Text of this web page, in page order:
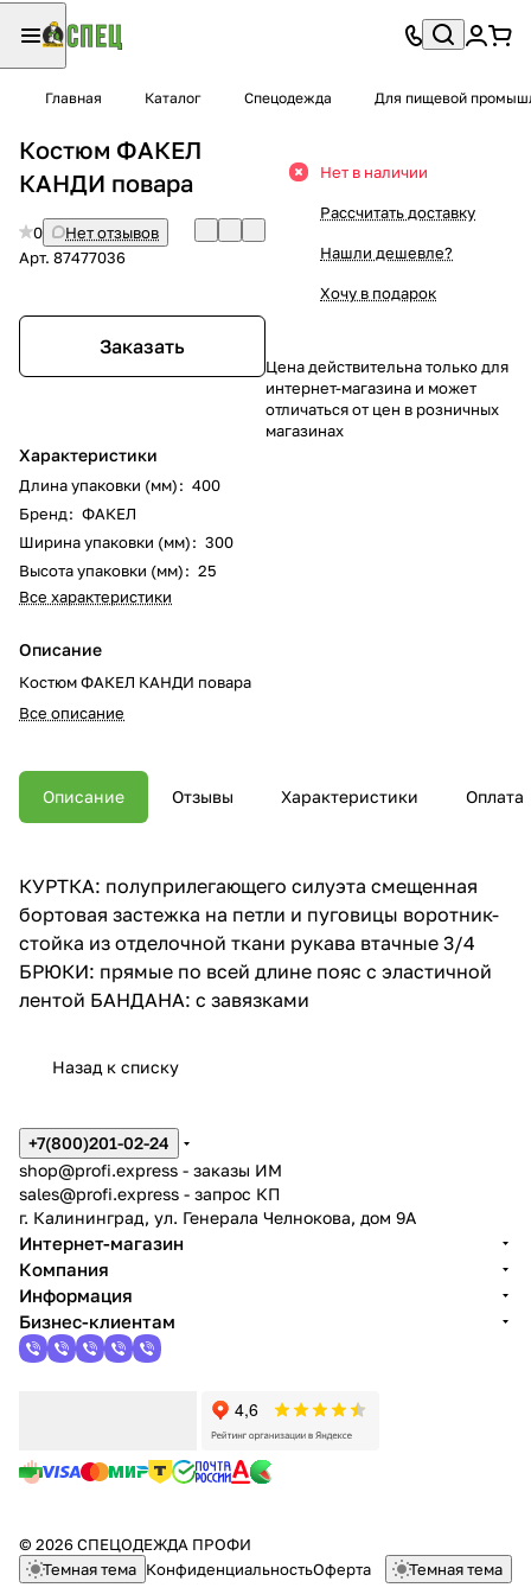
Главная Каталог Спецодежда Для пищевой
Костюм ФАКЕЛ
КАНДИ повара
0
Нет отзывов
Арт. 87477036
Заказать
Характеристики
Длина упаковки (мм): 400
Бренд: ФАКЕЛ
Ширина упаковки (мм): 300
Высота упаковки (мм): 25
Все характеристики
Описание
Костюм ФАКЕЛ КАНДИ повара
Все описание
Нет в наличии
Рассчитать доставку
Нашли дешевле?
Хочу в подарок
Цена действительна только для
интернет-магазина и может
отличаться от цен в розничных
магазинах
Описание Отзывы Характеристики Оплата
КУРТКА: полуприлегающего силуэта смещенная
бортовая застежка на петли и пуговицы воротник-
стойка из отделочной ткани рукава втачные 3/4
БРЮКИ: прямые по всей длине пояс с эластичной
лентой БАНДАНА: с завязками
Назад к списку
+7(800)201-02-24
shop@profi.express - заказы ИМ
sales@profi.express - запрос КП
г. Калининград, ул. Генерала Челнокова, дом 9A
Интернет-магазин
Компания
Информация
Бизнес-клиентам
© 2026 СПЕЦОДЕЖДА ПРОФИ
Темная тема КонфиденциальностьОферта Темная тема